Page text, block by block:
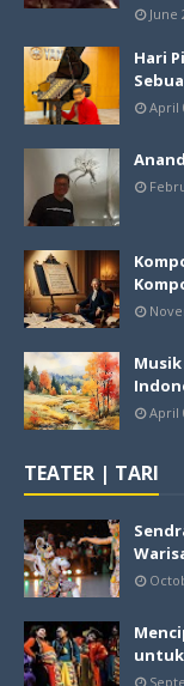
June
Hari
April
April
TEATER | TARI
untuk